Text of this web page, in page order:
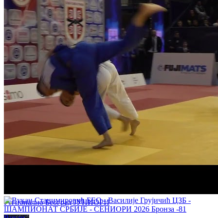
Марија Церовић - Екатерина Познановић 0:1 -57кг РЕПАСАЖ
Регионално Београд ЈУНИОРИ
Вања Ђурђевић - Андјелија Савић 0:1 -63кг 1/4 ФИНАЛЕ
Регионално Београд ЈУНИОРИ
Регионално Београд ЈУНИОРИ